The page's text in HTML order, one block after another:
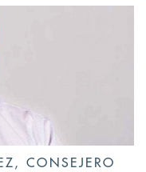
CONSEJERO